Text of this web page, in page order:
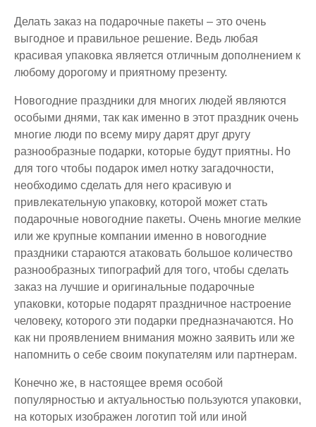
Делать заказ на подарочные пакеты – это очень
выгодное и правильное решение. Ведь любая
красивая упаковка является отличным дополнением к
любому дорогому и приятному презенту.
Новогодние праздники для многих людей являются
особыми днями, так как именно в этот праздник очень
многие люди по всему миру дарят друг другу
разнообразные подарки, которые будут приятны. Но
для того чтобы подарок имел нотку загадочности,
необходимо сделать для него красивую и
привлекательную упаковку, которой может стать
подарочные новогодние пакеты. Очень многие мелкие
или же крупные компании именно в новогодние
праздники стараются атаковать большое количество
разнообразных типографий для того, чтобы сделать
заказ на лучшие и оригинальные подарочные
упаковки, которые подарят праздничное настроение
человеку, которого эти подарки предназначаются. Но
как ни проявлением внимания можно заявить или же
напомнить о себе своим покупателям или партнерам.
Конечно же, в настоящее время особой
популярностью и актуальностью пользуются упаковки,
на которых изображен логотип той или иной